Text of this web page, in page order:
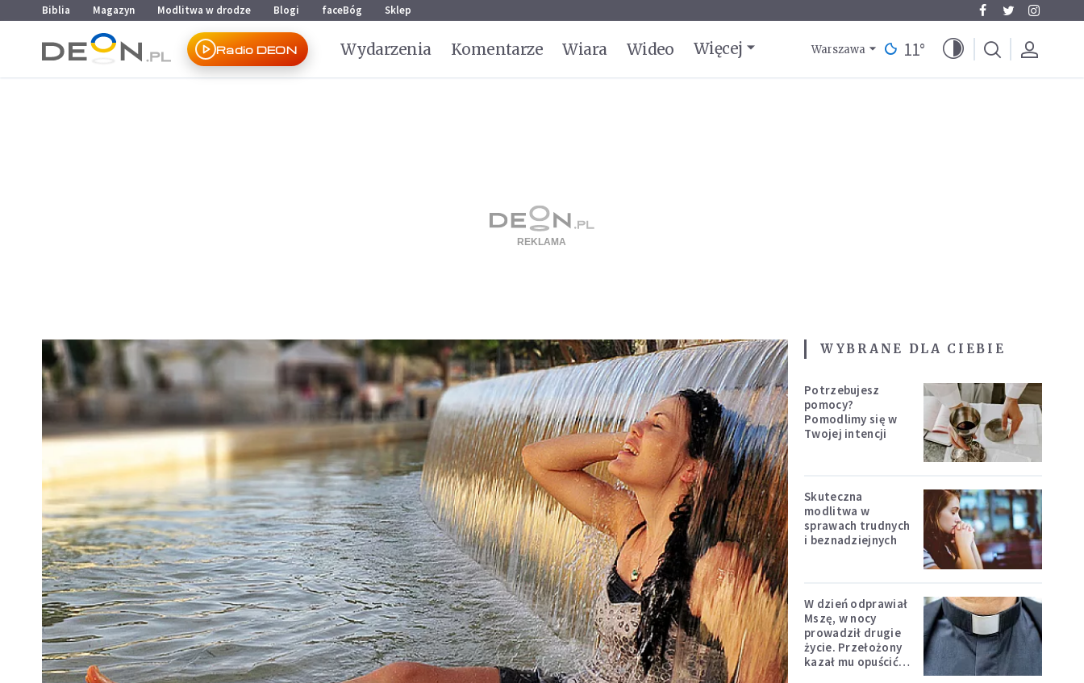
Przejdź do menu głównego
Przejdź do treści
Biblia Magazyn Modlitwa w drodze Blogi faceBóg Sklep
Radio DEON Wydarzenia Komentarze Wiara Wideo Więcej Warszawa 11°
WYBRANE DLA CIEBIE
Potrzebujesz
pomocy?
Pomodlimy się w
Twojej intencji
Skuteczna
modlitwa w
sprawach trudnych
i beznadziejnych
W dzień odprawiał
Mszę, w nocy
prowadził drugie
życie. Przełożony
kazał mu opuścić